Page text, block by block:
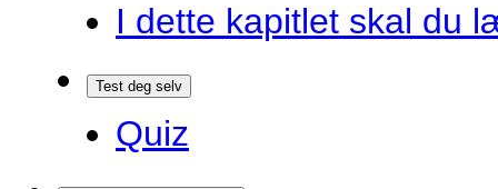
I dette kapitlet skal du
Test deg selv
Quiz